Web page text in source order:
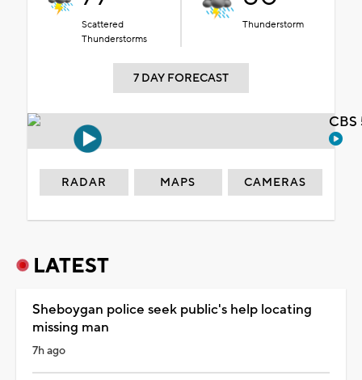
Scattered
Thunderstorms
Thunderstorm
7 DAY FORECAST
RADAR MAPS CAMERAS
LATEST
Sheboygan police seek public's help locating
missing man
7h ago